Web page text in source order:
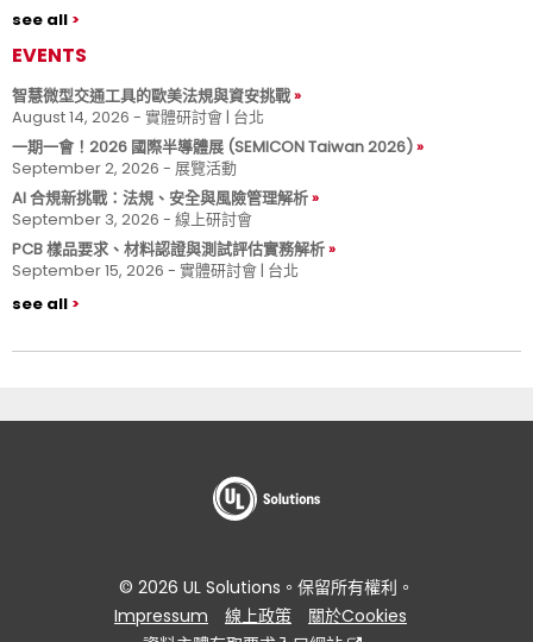
see all
EVENTS
智慧微型交通工具的歐美法規與資安挑戰
August 14, 2026 - 實體研討會 | 台北
一期一會！2026 國際半導體展 (SEMICON Taiwan 2026)
September 2, 2026 - 展覽活動
AI 合規新挑戰：法規、安全與風險管理解析
September 3, 2026 - 線上研討會
PCB 樣品要求、材料認證與測試評估實務解析
September 15, 2026 - 實體研討會 | 台北
see all
© 2026 UL Solutions。保留所有權利。
Impressum
線上政策
關於Cookies